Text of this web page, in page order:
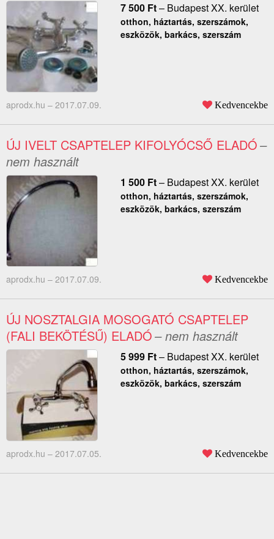
7 500 Ft– Budapest XX. kerület
otthon, háztartás, szerszámok,
eszközök, barkács, szerszám
aprodx.hu – 2017.07.09. Kedvencekbe
ÚJ IVELT CSAPTELEP KIFOLYÓCSŐ ELADÓ–
nem használt
1 500 Ft– Budapest XX. kerület
otthon, háztartás, szerszámok,
eszközök, barkács, szerszám
aprodx.hu – 2017.07.09. Kedvencekbe
ÚJ NOSZTALGIA MOSOGATÓ CSAPTELEP
(FALI BEKÖTÉSŰ) ELADÓ– nem használt
5 999 Ft– Budapest XX. kerület
otthon, háztartás, szerszámok,
eszközök, barkács, szerszám
aprodx.hu – 2017.07.05. Kedvencekbe